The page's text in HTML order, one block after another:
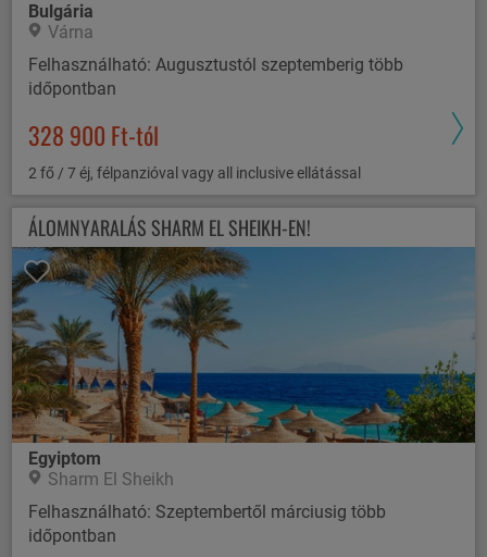
Bulgária
Várna
Felhasználható: Augusztustól szeptemberig több
időpontban
328 900 Ft-tól
2 fő / 7 éj, félpanzióval vagy all inclusive ellátással
ÁLOMNYARALÁS SHARM EL SHEIKH-EN!
Egyiptom
Sharm El Sheikh
Felhasználható: Szeptembertől márciusig több
időpontban